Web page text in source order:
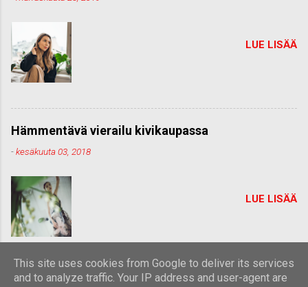
LUE LISÄÄ
Hämmentävä vierailu kivikaupassa
-kesäkuuta 03, 2018
LUE LISÄÄ
This site uses cookies from Google to deliver its services
and to analyze traffic. Your IP address and user-agent are